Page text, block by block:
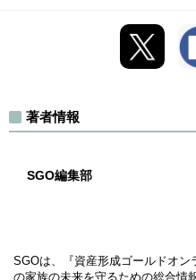
著者情報
SGO編集部
SGOは、『資産形成ゴールドオ
の家族の未来を守るための総合情